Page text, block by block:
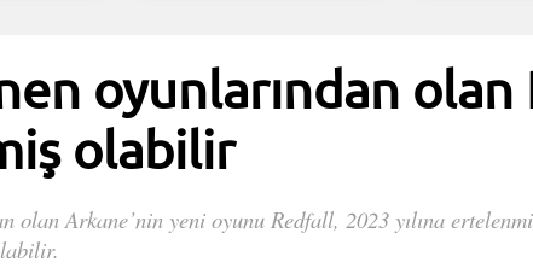
oyunlarından
olabilir
olan Arkane’nin yeni oyunu Redfall, 2023 yılına